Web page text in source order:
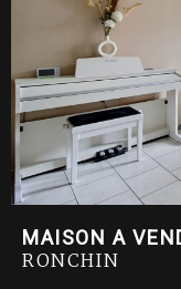
MAISON A
RONCHIN